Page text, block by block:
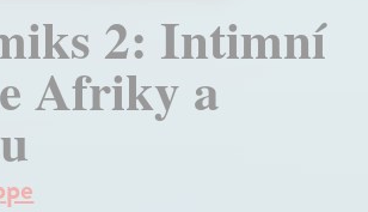
2: Intimní
Afriky a